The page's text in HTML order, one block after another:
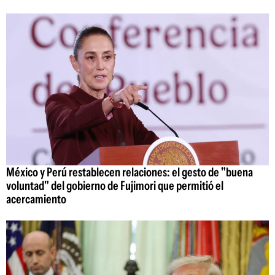
México y Perú restablecen relaciones: el gesto de "buena
voluntad" del gobierno de Fujimori que permitió el
acercamiento